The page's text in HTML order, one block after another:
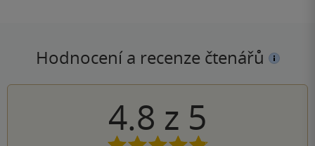
Hodnocení a recenze čtenářů
4.8 z 5